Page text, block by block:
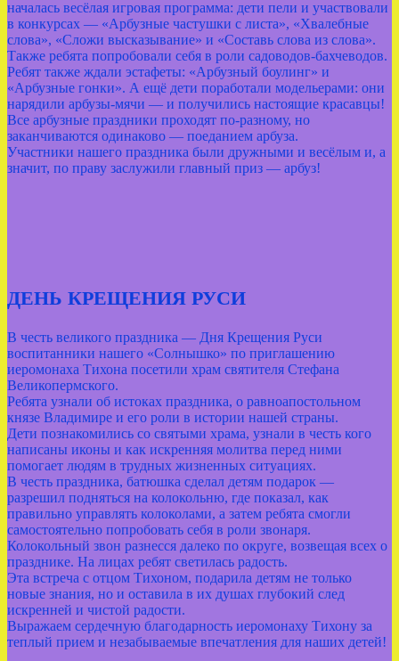
началась весёлая игровая программа: дети пели и участвовали
в конкурсах — «Арбузные частушки с листа», «Хвалебные
слова», «Сложи высказывание» и «Составь слова из слова».
Также ребята попробовали себя в роли садоводов‑бахчеводов.
Ребят также ждали эстафеты: «Арбузный боулинг» и
«Арбузные гонки». А ещё дети поработали модельерами: они
нарядили арбузы‑мячи — и получились настоящие красавцы!
Все арбузные праздники проходят по‑разному, но
заканчиваются одинаково — поеданием арбуза.
Участники нашего праздника были дружными и весёлым и, а
значит, по праву заслужили главный приз — арбуз!
ДЕНЬ КРЕЩЕНИЯ РУСИ
В честь великого праздника — Дня Крещения Руси
воспитанники нашего «Солнышко» по приглашению
иеромонаха Тихона посетили храм святителя Стефана
Великопермского.
Ребята узнали об истоках праздника, о равноапостольном
князе Владимире и его роли в истории нашей страны.
Дети познакомились со святыми храма, узнали в честь кого
написаны иконы и как искренняя молитва перед ними
помогает людям в трудных жизненных ситуациях.
В честь праздника, батюшка сделал детям подарок —
разрешил подняться на колокольню, где показал, как
правильно управлять колоколами, а затем ребята смогли
самостоятельно попробовать себя в роли звонаря.
Колокольный звон разнесся далеко по округе, возвещая всех о
празднике. На лицах ребят светилась радость.
Эта встреча с отцом Тихоном, подарила детям не только
новые знания, но и оставила в их душах глубокий след
искренней и чистой радости.
Выражаем сердечную благодарность иеромонаху Тихону за
теплый прием и незабываемые впечатления для наших детей!